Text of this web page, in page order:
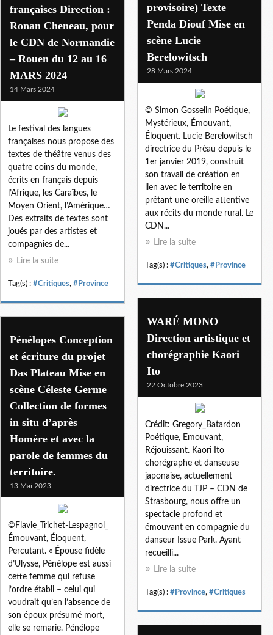
provisoire) Texte
Penda Diouf Mise en
scène Lucie
Berelowitsch
28 Mars 2024
© Simon Gosselin Poétique,
Mystérieux, Émouvant,
Éloquent. Lucie Berelowitsch
directrice du Préau depuis le
1er janvier 2019, construit
son travail de création en
lien avec le territoire en
prêtant une oreille attentive
aux récits du monde rural. Le
CDN...
Lire la suite
Tag(s) : #Critiques, #Province
françaises Direction :
Ronan Cheneau, pour
le CDN de Normandie
– Rouen du 12 au 16
MARS 2024
14 Mars 2024
Le festival des langues
françaises nous propose des
textes de théâtre venus des
quatre coins du monde,
écrits en français depuis
l’Afrique, les Caraïbes, le
Moyen Orient, l’Amérique…
Des extraits de textes sont
joués par des artistes et
compagnies de...
Lire la suite
Tag(s) : #Critiques, #Province
WARÉ MONO
Direction artistique et
chorégraphie Kaori
Ito
22 Octobre 2023
Crédit: Gregory_Batardon
Poétique, Emouvant,
Réjouissant. Kaori Ito
chorégraphe et danseuse
japonaise, actuellement
directrice du TJP – CDN de
Strasbourg, nous offre un
spectacle profond et
émouvant en compagnie du
danseur Issue Park. Ayant
recueilli...
Lire la suite
Tag(s) : #Province, #Critiques
Pénélopes Conception
et écriture du projet
Das Plateau Mise en
scène Céleste Germe
Collection de formes
in situ d’après
Homère et avec la
parole de femmes du
territoire.
13 Mai 2023
©Flavie_Trichet-Lespagnol_
Émouvant, Éloquent,
Percutant. « Épouse fidèle
d’Ulysse, Pénélope est aussi
cette femme qui refuse
l’ordre établi – celui qui
voudrait qu’en l’absence de
son époux présumé mort,
elle se remarie. Pénélope